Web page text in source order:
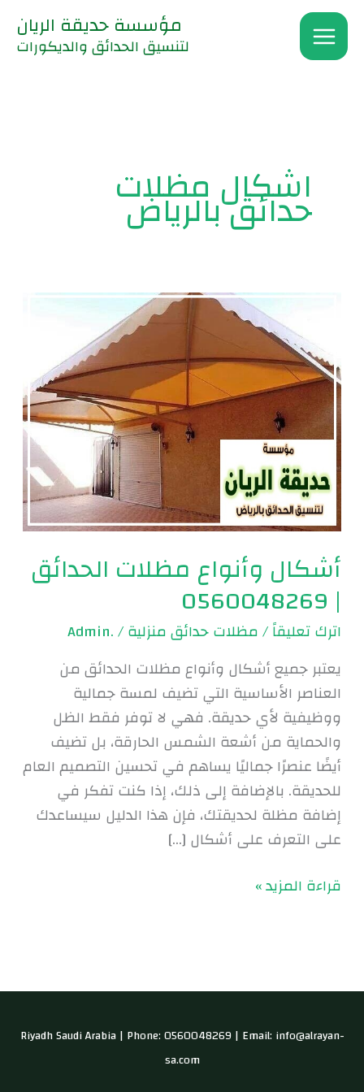
تخطي
المحتوى
مؤسسة حديقة الريان
لتنسيق الحدائق والديكورات
اشكال مظلات
حدائق بالرياض
أشكال وأنواع مظلات الحدائق
| 0560048269
اترك تعليقاً/مظلات حدائق منزلية/
.Admin
يعتبر جميع أشكال وأنواع مظلات الحدائق من
العناصر الأساسية التي تضيف لمسة جمالية
ووظيفية لأي حديقة. فهي لا توفر فقط الظل
والحماية من أشعة الشمس الحارقة، بل تضيف
أيضًا عنصرًا جماليًا يساهم في تحسين التصميم العام
للحديقة. بالإضافة إلى ذلك، إذا كنت تفكر في
إضافة مظلة لحديقتك، فإن هذا الدليل سيساعدك
على التعرف على أشكال […]
مظلات
الحدائق
|
0560048269
قراءة المزيد »
Riyadh Saudi Arabia | Phone: 0560048269 | Email: info@alrayan-
sa.com